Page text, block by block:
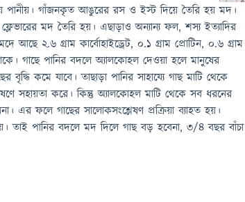
পানীয়। গাঁজনকৃত আঙুরের রস ও ইস্ট দিয়ে তৈরি হয় মদ।
মদ তৈরি হয়। এছাড়াও অন্যান্য ফল, শস্য ইত্যাদির
আছে ২.৬ গ্রাম কার্বোহাইড্রেট, ০.১ গ্রাম প্রোটিন, ০.৬ গ্রাম
গাছে পানির বদলে অ্যালকোহল দেওয়া হলে মানুষের
বৃদ্ধি কমে যাবে। তাছাড়া পানির সাহায্যে গাছ মাটি থেকে
সহায়তা করে। কিন্তু অ্যালকোহল মাটি থেকে সব ধরনের
এর ফলে গাছের সালোকসংশ্লেষণ প্রক্রিয়া ব্যাহত হয়।
তাই পানির বদলে মদ দিলে গাছ বড় হবেনা, ৩/৪ বছর বাঁচা